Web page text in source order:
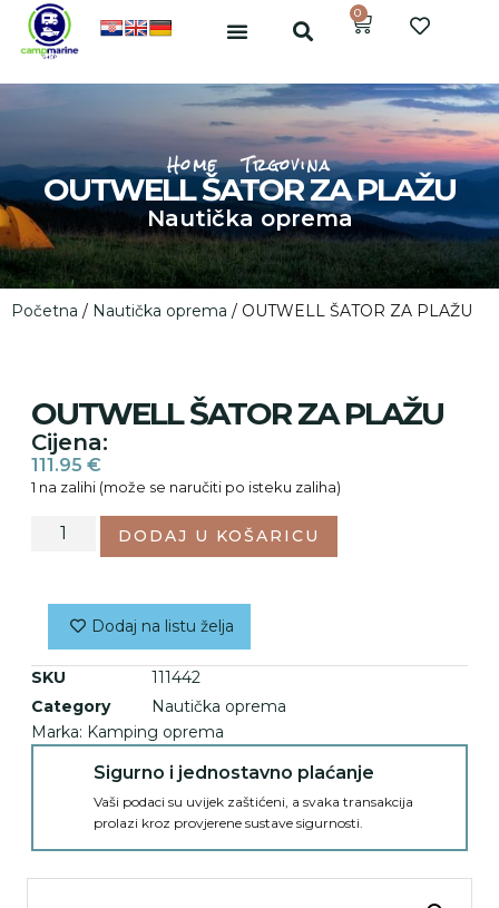
0
Home Trgovina
OUTWELL ŠATOR ZA PLAŽU
Nautička oprema
Početna / Nautička oprema / OUTWELL ŠATOR ZA PLAŽU
OUTWELL ŠATOR ZA PLAŽU
Cijena:
111.95 €
1 na zalihi (može se naručiti po isteku zaliha)
DODAJ U KOŠARICU
Dodaj na listu želja
SKU
111442
Category
Nautička oprema
Marka: Kamping oprema
Sigurno i jednostavno plaćanje
Vaši podaci su uvijek zaštićeni, a svaka transakcija
prolazi kroz provjerene sustave sigurnosti.